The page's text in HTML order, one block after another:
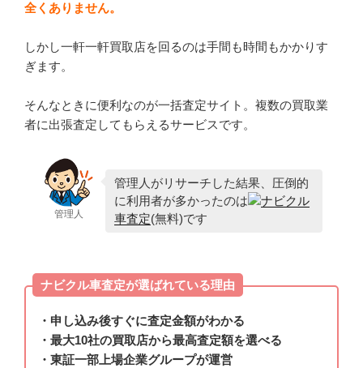
全くありません。
しかし一軒一軒買取店を回るのは手間も時間もかかりす
ぎます。
そんなときに便利なのが一括査定サイト。複数の買取業
者に出張査定してもらえるサービスです。
管理人
管理人がリサーチした結果、圧倒的
に利用者が多かったのは
ナビクル
車査定(無料)です
ナビクル車査定が選ばれている理由
・申し込み後すぐに査定金額がわかる
・最大10社の買取店から最高査定額を選べる
・東証一部上場企業グループが運営